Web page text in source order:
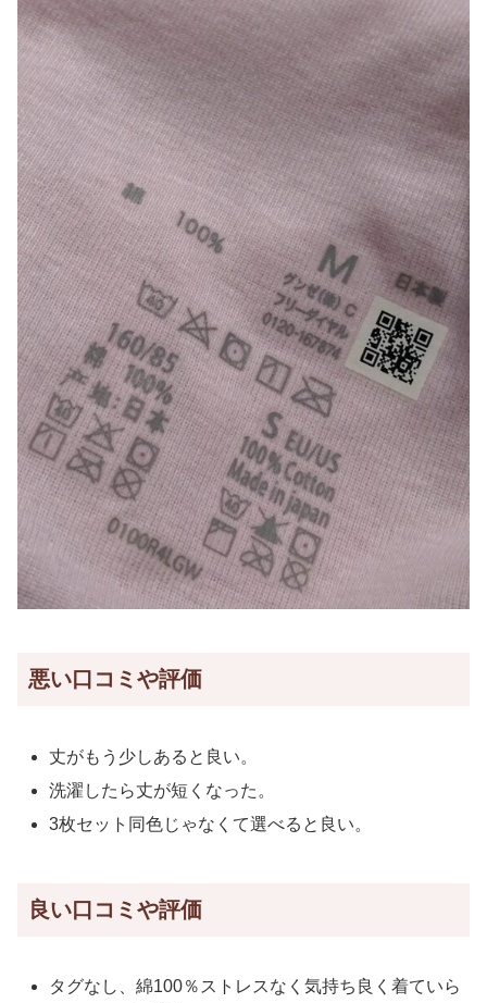
悪い口コミや評価
丈がもう少しあると良い。
洗濯したら丈が短くなった。
3枚セット同色じゃなくて選べると良い。
良い口コミや評価
タグなし、綿100％ストレスなく気持ち良く着ていら